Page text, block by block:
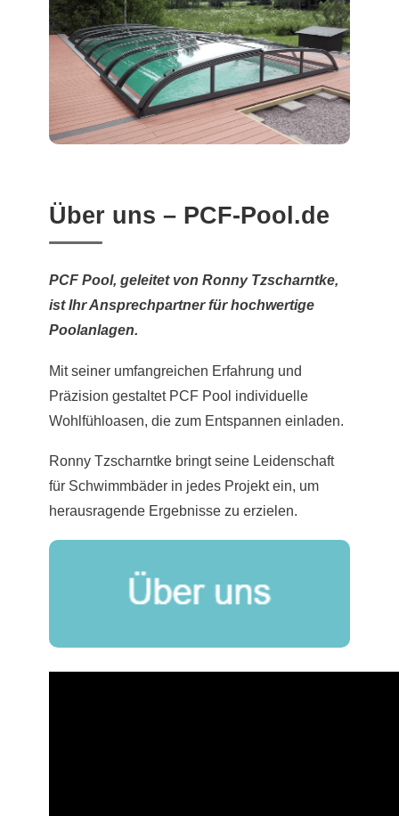
Über uns – PCF-Pool.de
PCF Pool, geleitet von Ronny Tzscharntke,
ist Ihr Ansprechpartner für hochwertige
Poolanlagen.
Mit seiner umfangreichen Erfahrung und
Präzision gestaltet PCF Pool individuelle
Wohlfühloasen, die zum Entspannen einladen.
Ronny Tzscharntke bringt seine Leidenschaft
für Schwimmbäder in jedes Projekt ein, um
herausragende Ergebnisse zu erzielen.